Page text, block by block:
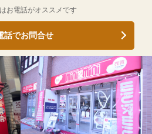
お電話がオススメです
話でお問合せ